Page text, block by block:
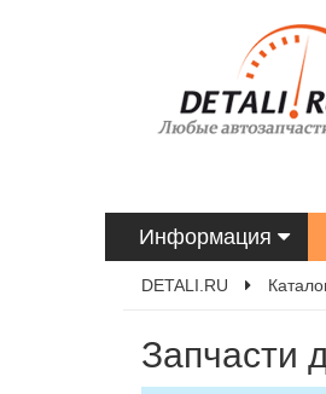
Информация
DETALI.RU
Запчасти